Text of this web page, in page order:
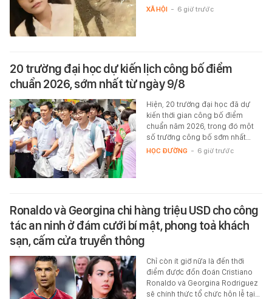
XÃ HỘI - 6 giờ trước
20 trường đại học dự kiến lịch công bố điểm
chuẩn 2026, sớm nhất từ ngày 9/8
Hiện, 20 trường đại học đã dự
kiến thời gian công bố điểm
chuẩn năm 2026, trong đó một
số trường công bố sớm nhất…
HỌC ĐƯỜNG - 6 giờ trước
Ronaldo và Georgina chi hàng triệu USD cho công
tác an ninh ở đám cưới bí mật, phong toả khách
sạn, cấm cửa truyền thông
Chỉ còn ít giờ nữa là đến thời
điểm được đồn đoán Cristiano
Ronaldo và Georgina Rodriguez
sẽ chính thức tổ chức hôn lễ tại…